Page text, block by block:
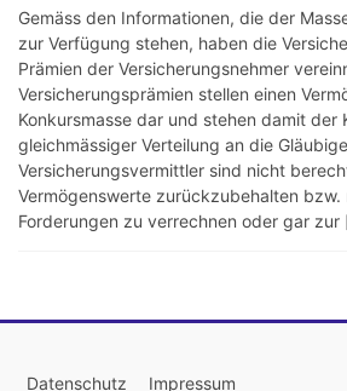
Gemäss den Informationen, die der
zur Verfügung stehen, haben die
Prämien der Versicherungsnehmer
Versicherungsprämien stellen einen
Konkursmasse dar und stehen damit der
gleichmässiger Verteilung an die
Versicherungsvermittler sind nicht
Vermögenswerte zurückzubehalten bzw.
Forderungen zu verrechnen oder gar
Datenschutz Impressum